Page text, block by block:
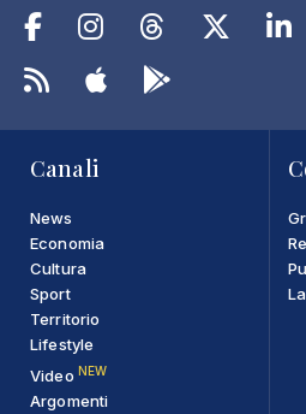
Canali
News
Economia
Cultura
Sport
Territorio
Lifestyle
Video NEW
Argomenti